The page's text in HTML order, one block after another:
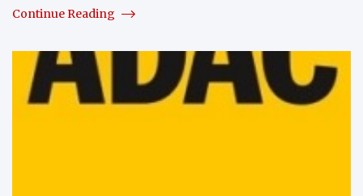
Continue Reading